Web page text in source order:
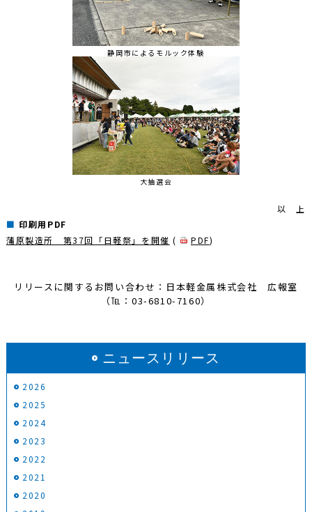
静岡市によるモルック体験
大抽選会
以 上
印刷用PDF
蒲原製造所 第37回「日軽祭」を開催 ( PDF)
リリースに関するお問い合わせ：日本軽金属株式会社 広報室
（℡：03-6810-7160）
ニュースリリース
2026
2025
2024
2023
2022
2021
2020